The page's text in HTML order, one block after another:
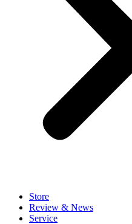
Store
Review & News
Service